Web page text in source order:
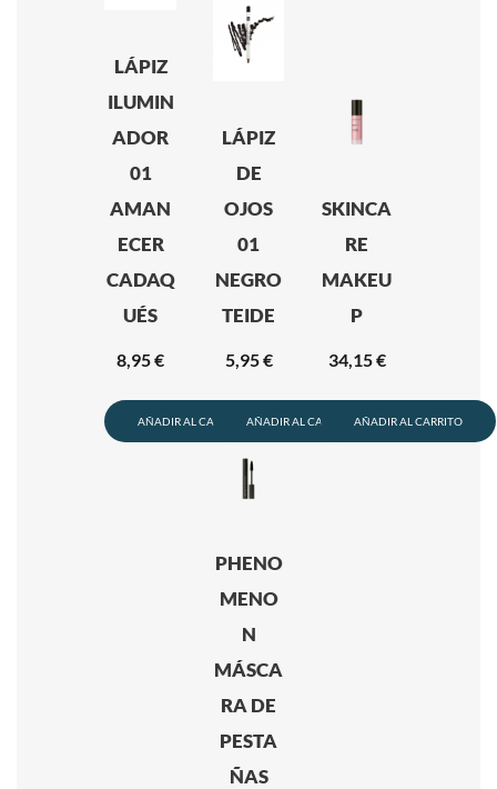
LÁPIZ
ILUMIN
ADOR
01
AMAN
ECER
CADAQ
UÉS
8,95€
AÑADIR AL CARRITO
LÁPIZ
DE
OJOS
01
NEGRO
TEIDE
5,95€
AÑADIR AL CARRITO
SKINCA
RE
MAKEU
P
34,15€
AÑADIR AL CARRITO
PHENO
MENO
N
MÁSCA
RA DE
PESTA
ÑAS